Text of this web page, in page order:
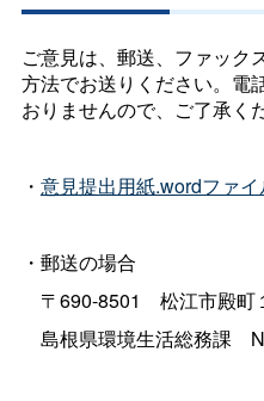
ご意見は、郵送、ファック
方法でお送りください。電
おりませんので、ご了承く
・ 意見提出用紙.wordファイ
・郵送の場合
〒690-8501 松江市殿町
島根県環境生活総務課